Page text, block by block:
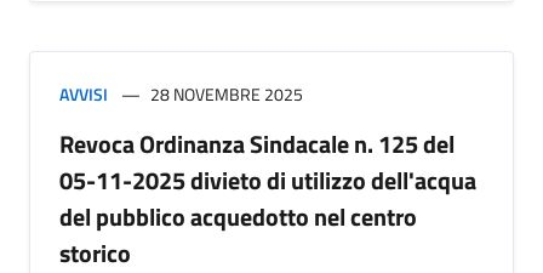
AVVISI 28 NOVEMBRE 2025
Revoca Ordinanza Sindacale n. 125 del
05-11-2025 divieto di utilizzo dell'acqua
del pubblico acquedotto nel centro
storico